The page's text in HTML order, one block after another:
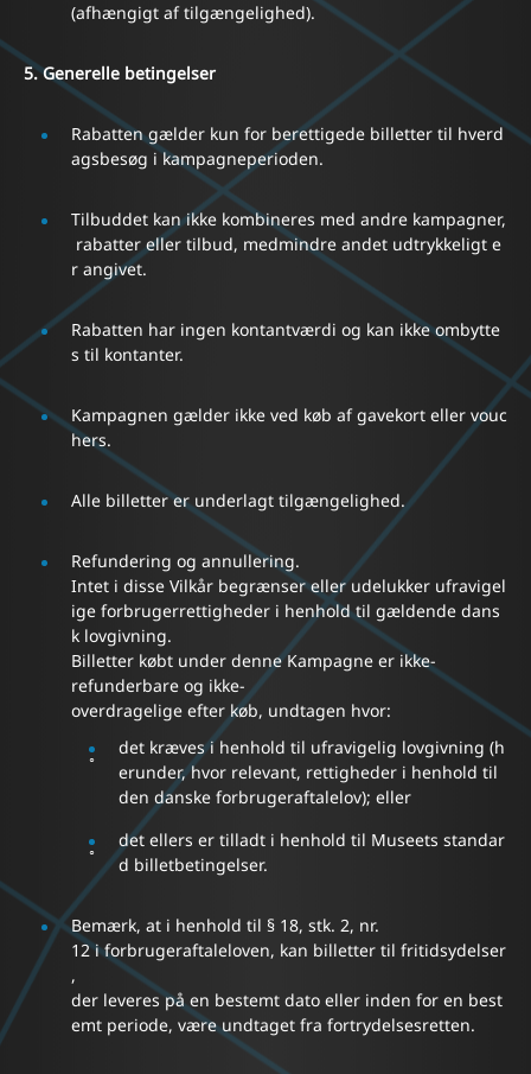
(afhængigt af tilgængelighed).
5. Generelle betingelser
Rabatten gælder kun for berettigede billetter til hverd
agsbesøg i kampagneperioden.
Tilbuddet kan ikke kombineres med andre kampagner,
rabatter eller tilbud, medmindre andet udtrykkeligt e
r angivet.
Rabatten har ingen kontantværdi og kan ikke ombytte
s til kontanter.
Kampagnen gælder ikke ved køb af gavekort eller vouc
hers.
Alle billetter er underlagt tilgængelighed.
Refundering og annullering.
Intet i disse Vilkår begrænser eller udelukker ufravigel
ige forbrugerrettigheder i henhold til gældende dans
k lovgivning.
Billetter købt under denne Kampagne er ikke-
refunderbare og ikke-
overdragelige efter køb, undtagen hvor:
det kræves i henhold til ufravigelig lovgivning (h
erunder, hvor relevant, rettigheder i henhold til
den danske forbrugeraftalelov); eller
det ellers er tilladt i henhold til Museets standar
d billetbetingelser.
Bemærk, at i henhold til § 18, stk. 2, nr.
12 i forbrugeraftaleloven, kan billetter til fritidsydelser
,
der leveres på en bestemt dato eller inden for en best
emt periode, være undtaget fra fortrydelsesretten.